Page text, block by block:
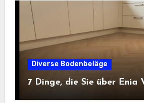
Diverse Bodenbeläge
7 Dinge, die Sie über Enia